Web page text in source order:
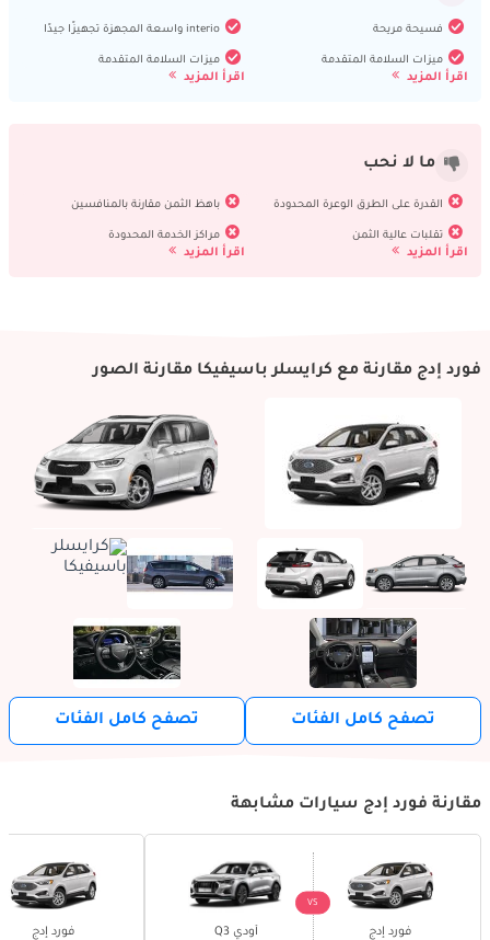
فسيحة مريحة
ميزات السلامة المتقدمة
اقرأ المزيد
interio واسعة المجهزة تجهيزًا جيدًا
ميزات السلامة المتقدمة
اقرأ المزيد
ما لا نحب
القدرة على الطرق الوعرة المحدودة
تقلبات عالية الثمن
اقرأ المزيد
باهظ الثمن مقارنة بالمنافسين
مراكز الخدمة المحدودة
اقرأ المزيد
فورد إدج مقارنة مع كرايسلر باسيفيكا مقارنة الصور
تصفح كامل الفئات تصفح كامل الفئات
مقارنة فورد إدج سيارات مشابهة
فورد إدج
VS
أودي Q3 فورد إدج